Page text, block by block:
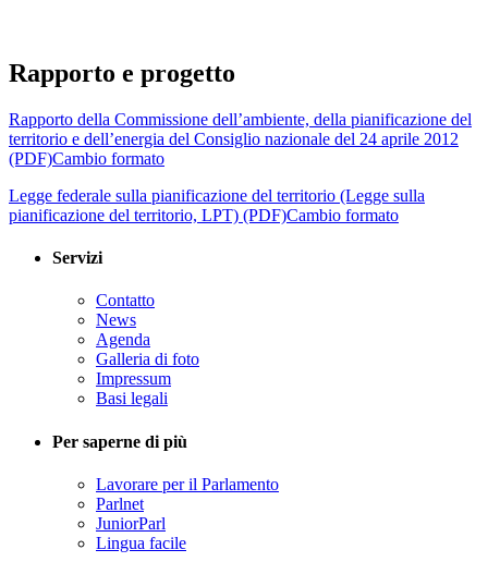
Rapporto e progetto
Rapporto della Commissione dell’ambiente, della pianificazione del
territorio e dell’energia del Consiglio nazionale del 24 aprile 2012
(PDF)Cambio formato
Legge federale sulla pianificazione del territorio (Legge sulla
pianificazione del territorio, LPT) (PDF)Cambio formato
Servizi
Contatto
News
Agenda
Galleria di foto
Impressum
Basi legali
Per saperne di più
Lavorare per il Parlamento
Parlnet
JuniorParl
Lingua facile